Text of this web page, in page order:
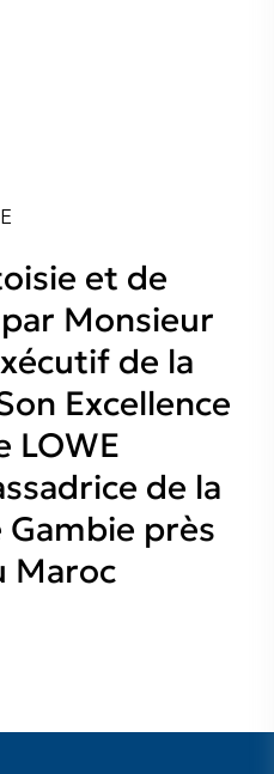
et de
Monsieur
de la
Excellence
LOWE
de la
près
Maroc